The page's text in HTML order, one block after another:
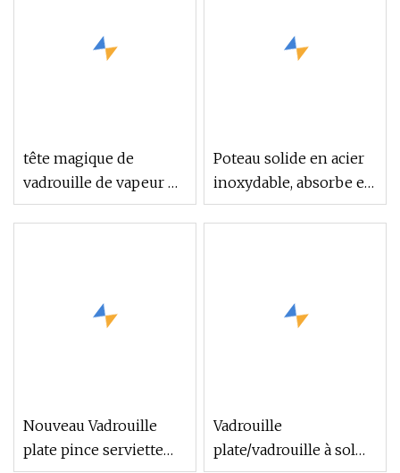
tête magique de
vadrouille de vapeur de
couture arrière de
Poteau solide en acier
inoxydable, absorbe et
presse l'eau
Nouveau Vadrouille
plate pince serviette
Vadrouille
plate/vadrouille à sol